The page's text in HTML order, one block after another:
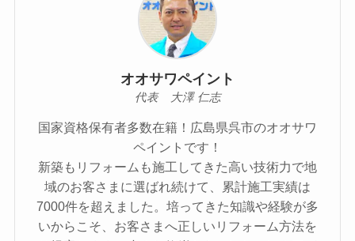
オオサワペイント
代表 大澤 仁志
国家資格保有者多数在籍！広島県呉市のオオサワ
ペイントです！
新築もリフォームも施工してきた高い技術力で地
域のお客さまに選ばれ続けて、累計施工実績は
7000件を超えました。培ってきた知識や経験が多
いからこそ、お客さまへ正しいリフォーム方法を